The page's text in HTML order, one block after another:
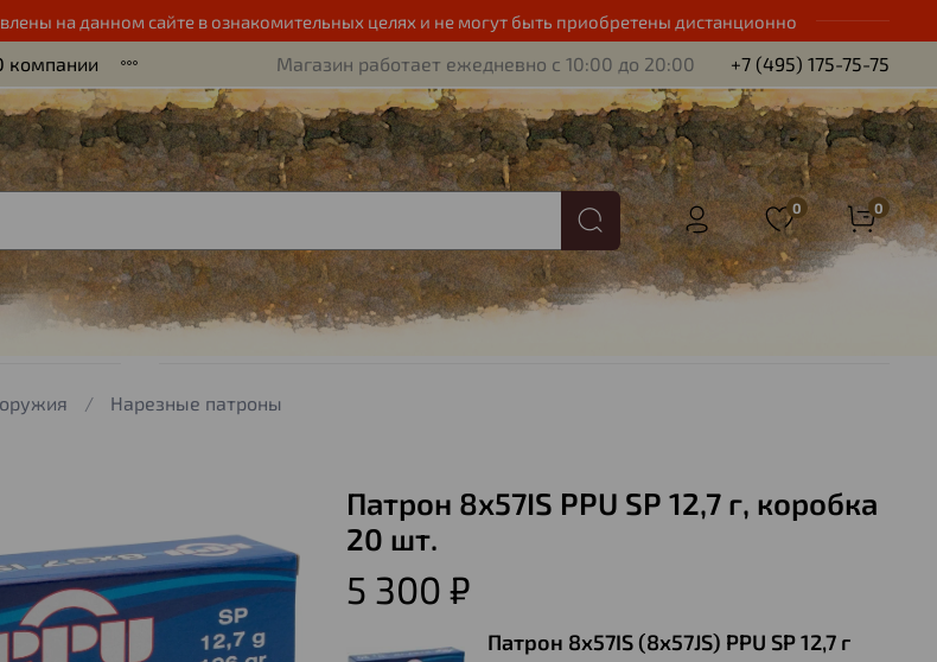
на данном сайте в ознакомительных целях и не могут быть приобретены дистанционно
компании Магазин работает ежедневно с 10:00 до 20:00 +7 (495) 175-75-75
0 0
Нарезные патроны
Патрон 8х57IS PPU SP 12,7 г, коробка
20 шт.
5 300 ₽
Патрон 8х57IS (8х57JS) PPU SP 12,7 г